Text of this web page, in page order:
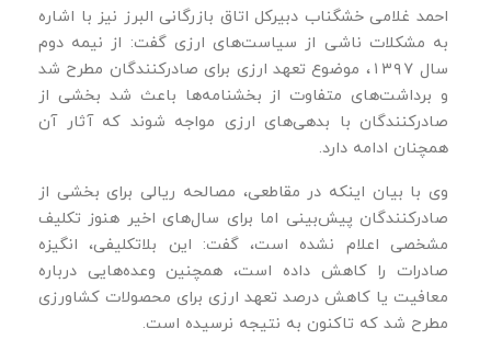
احمد غلامی خشگناب دبیرکل اتاق بازرگانی البرز نیز با اشاره
به مشکلات ناشی از سیاست‌های ارزی گفت: از نیمه دوم
سال ۱۳۹۷، موضوع تعهد ارزی برای صادرکنندگان مطرح شد
و برداشت‌های متفاوت از بخشنامه‌ها باعث شد بخشی از
صادرکنندگان با بدهی‌های ارزی مواجه شوند که آثار آن
همچنان ادامه دارد.
وی با بیان اینکه در مقاطعی، مصالحه ریالی برای بخشی از
صادرکنندگان پیش‌بینی اما برای سال‌های اخیر هنوز تکلیف
مشخصی اعلام نشده است، گفت: این بلاتکلیفی، انگیزه
صادرات را کاهش داده است، همچنین وعده‌هایی درباره
معافیت یا کاهش درصد تعهد ارزی برای محصولات کشاورزی
مطرح شد که تاکنون به نتیجه نرسیده است.